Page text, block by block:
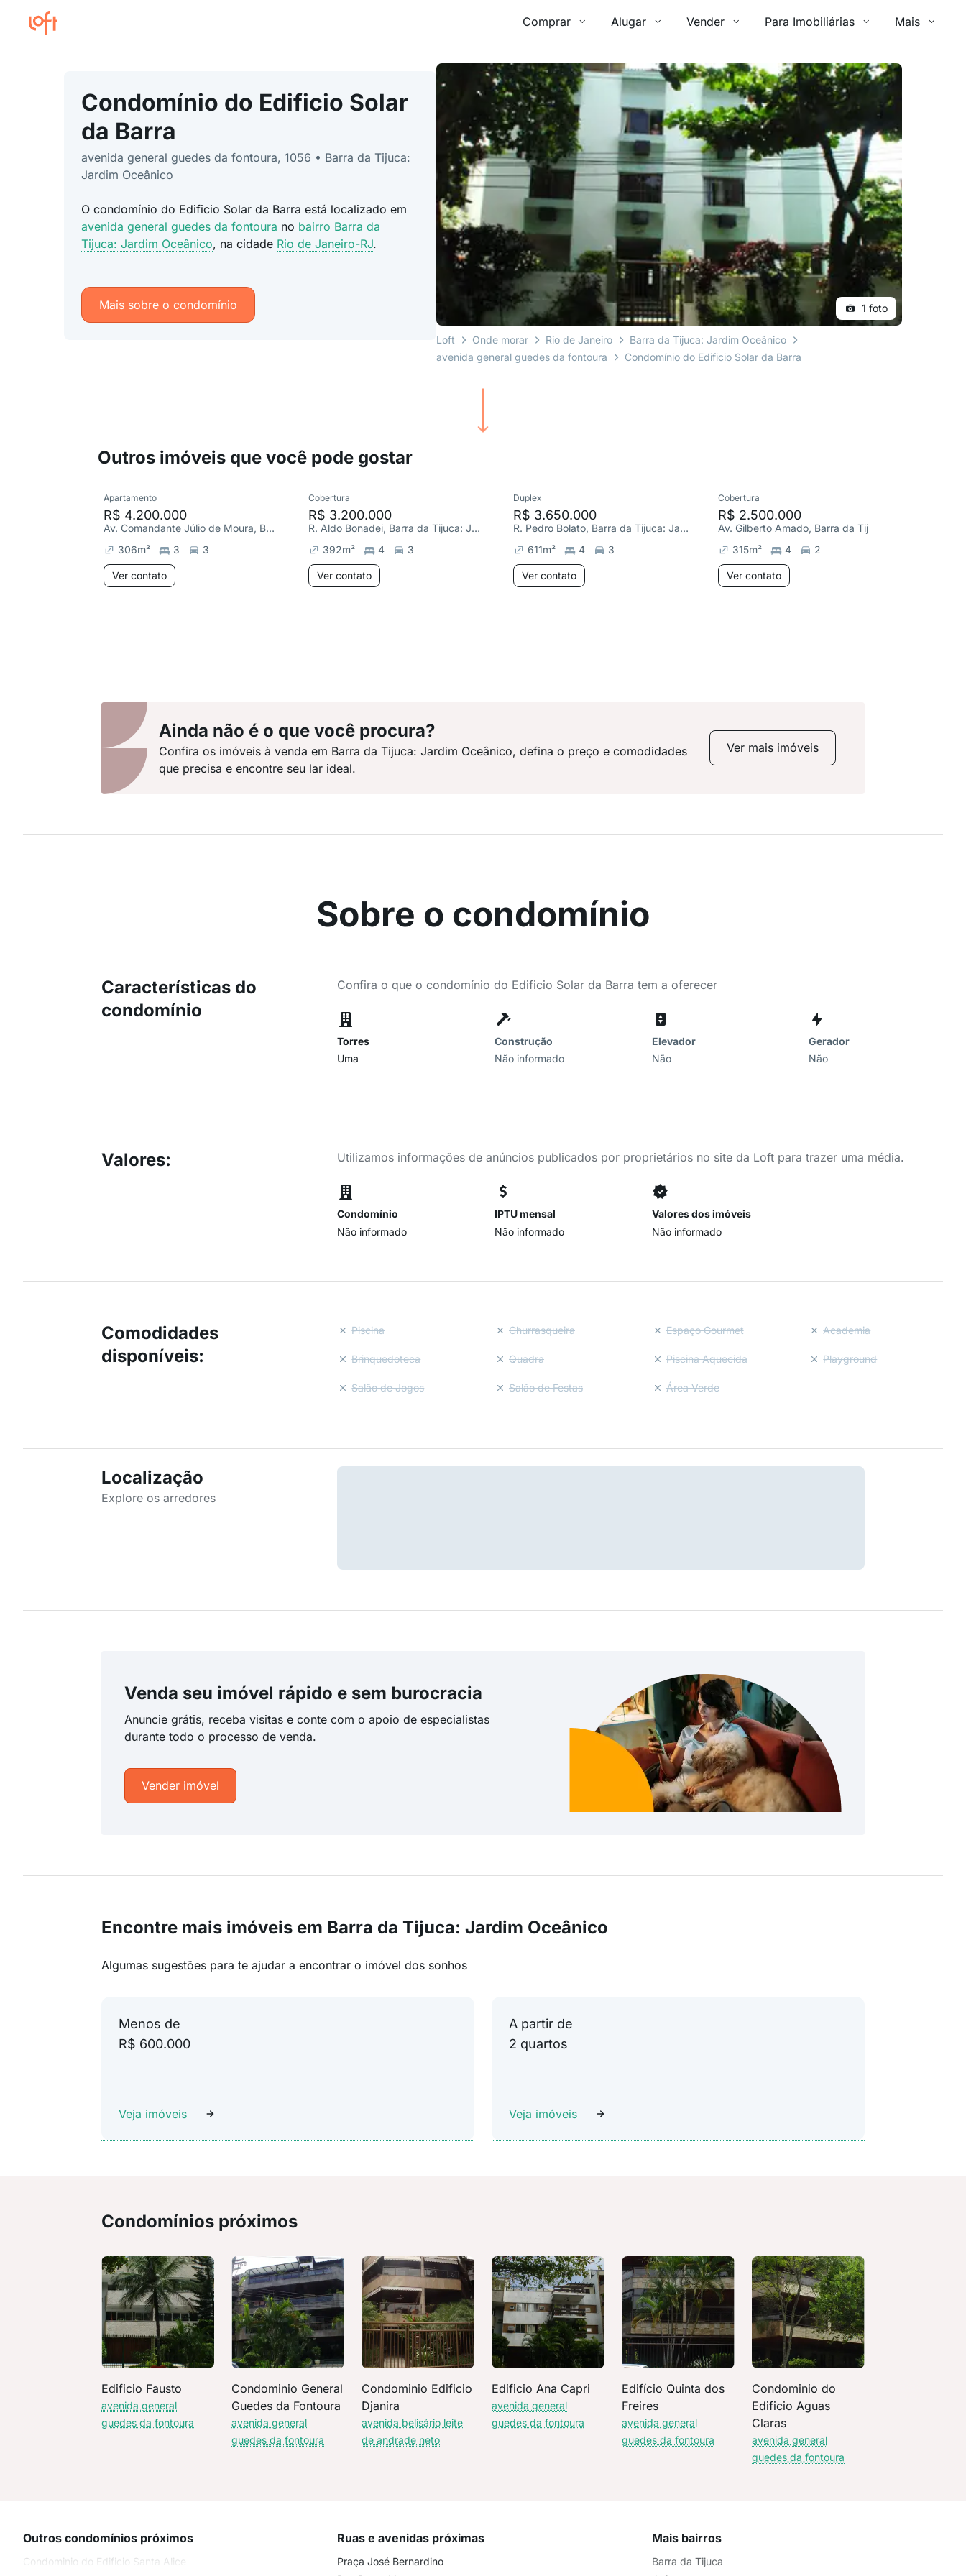
Comprar Alugar Vender Para Imobiliárias Mais
Condomínio do Edificio Solar
da Barra
avenida general guedes da fontoura, 1056 • Barra da Tijuca:
Jardim Oceânico
O condomínio do Edificio Solar da Barra está localizado em
avenida general guedes da fontoura no bairro Barra da
Tijuca: Jardim Oceânico, na cidade Rio de Janeiro-RJ.
Mais sobre o condomínio 1 foto
Loft Onde morar Rio de Janeiro
Barra da Tijuca: Jardim Oceânico
avenida general guedes da fontoura
Condomínio do Edificio Solar da Barra
Outros imóveis que você pode gostar
Apartamento
R$ 4.200.000
Av. Comandante Júlio de Moura, Barra da Tijuca
306m² 3 3
Ver contato
Cobertura
R$ 3.200.000
R. Aldo Bonadei, Barra da Tijuca: Jardim Oceânico
392m² 4 3
Ver contato
Duplex
R$ 3.650.000
R. Pedro Bolato, Barra da Tijuca: Jardim Oceânico
611m² 4 3
Ver contato
Cobertura
R$ 2.500.000
Av. Gilberto Amado, Barra da Tijuca
315m² 4 2
Ver contato
Ainda não é o que você procura?
Confira os imóveis à venda em Barra da Tijuca: Jardim Oceânico, defina o preço e comodidades
que precisa e encontre seu lar ideal.
Ver mais imóveis
Sobre o condomínio
Características do
condomínio
Confira o que o condomínio do Edificio Solar da Barra tem a oferecer
Torres
Uma
Construção
Não informado
Elevador
Não
Gerador
Não
Valores: Utilizamos informações de anúncios publicados por proprietários no site da Loft para trazer uma média.
Condomínio
Não informado
IPTU mensal
Não informado
Valores dos imóveis
Não informado
Comodidades
disponíveis:
Piscina Churrasqueira Espaço Gourmet Academia
Brinquedoteca Quadra Piscina Aquecida Playground
Salão de Jogos Salão de Festas Área Verde
Localização
Explore os arredores
Venda seu imóvel rápido e sem burocracia
Anuncie grátis, receba visitas e conte com o apoio de especialistas
durante todo o processo de venda.
Vender imóvel
Encontre mais imóveis em Barra da Tijuca: Jardim Oceânico
Algumas sugestões para te ajudar a encontrar o imóvel dos sonhos
Menos de
R$ 600.000
Veja imóveis
A partir de
2 quartos
Veja imóveis
Condomínios próximos
Edificio Fausto
avenida general
guedes da fontoura
Condominio General
Guedes da Fontoura
avenida general
guedes da fontoura
Condominio Edificio
Djanira
avenida belisário leite
de andrade neto
Edificio Ana Capri
avenida general
guedes da fontoura
Edifício Quinta dos
Freires
avenida general
guedes da fontoura
Condominio do
Edificio Aguas
Claras
avenida general
guedes da fontoura
Outros condomínios próximos
Condominio do Edificio Santa Alice
Ruas e avenidas próximas
Praça José Bernardino
Mais bairros
Barra da Tijuca